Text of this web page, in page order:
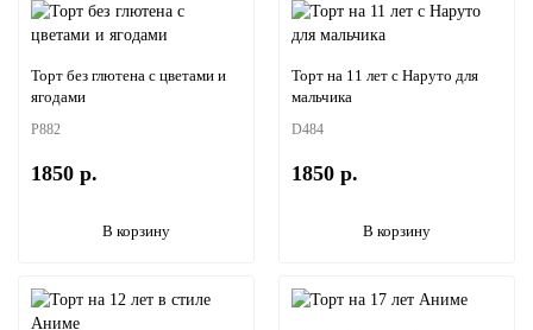
Торт без глютена с цветами и
ягодами
P882
1850 р.
В корзину
Торт на 11 лет с Наруто для
мальчика
D484
1850 р.
В корзину